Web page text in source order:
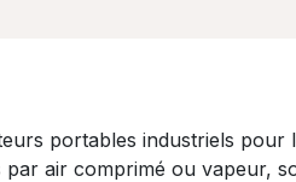
portables industriels
par air comprimé ou vapeur,